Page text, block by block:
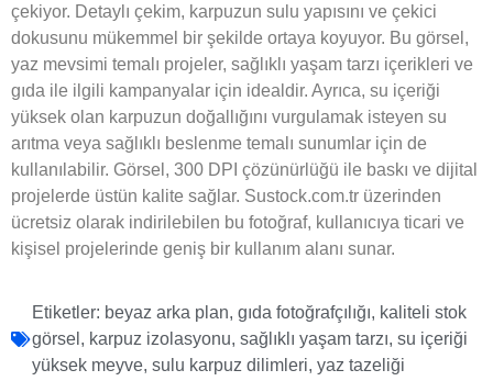
çekiyor. Detaylı çekim, karpuzun sulu yapısını ve çekici
dokusunu mükemmel bir şekilde ortaya koyuyor. Bu görsel,
yaz mevsimi temalı projeler, sağlıklı yaşam tarzı içerikleri ve
gıda ile ilgili kampanyalar için idealdir. Ayrıca, su içeriği
yüksek olan karpuzun doğallığını vurgulamak isteyen su
arıtma veya sağlıklı beslenme temalı sunumlar için de
kullanılabilir. Görsel, 300 DPI çözünürlüğü ile baskı ve dijital
projelerde üstün kalite sağlar. Sustock.com.tr üzerinden
ücretsiz olarak indirilebilen bu fotoğraf, kullanıcıya ticari ve
kişisel projelerinde geniş bir kullanım alanı sunar.
Etiketler: beyaz arka plan, gıda fotoğrafçılığı, kaliteli stok
görsel , karpuz izolasyonu, sağlıklı yaşam tarzı, su içeriği
yüksek meyve, sulu karpuz dilimleri, yaz tazeliği